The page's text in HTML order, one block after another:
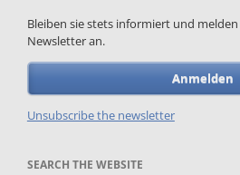
Bleiben sie stets informiert und
Newsletter an.
Anmelden
Unsubscribe the newsletter
SEARCH THE WEBSITE